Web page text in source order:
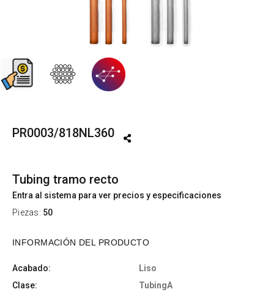
PR0003/818NL360
Tubing tramo recto
Entra al sistema para ver precios y especificaciones
Piezas: 50
INFORMACIÓN DEL PRODUCTO
Acabado:
Liso
Clase:
TubingA